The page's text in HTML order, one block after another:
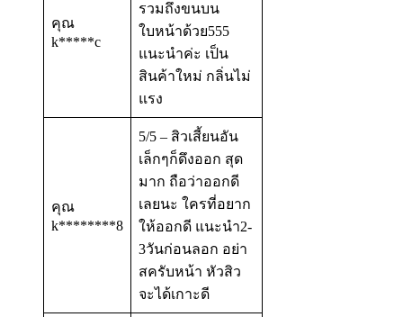
คุณ
k*****c
รวมถึงขนบน
ใบหน้าด้วย555
แนะนำค่ะ เป็น
สินค้าใหม่ กลิ่นไม่
แรง
คุณ
k********8
5/5 – สิวเสี้ยนอัน
เล็กๆก็ดึงออก สุด
มาก ถือว่าออกดี
เลยนะ ใครที่อยาก
ให้ออกดี แนะนำ2-
3วันก่อนลอก อย่า
สครับหน้า หัวสิว
จะได้เกาะดี